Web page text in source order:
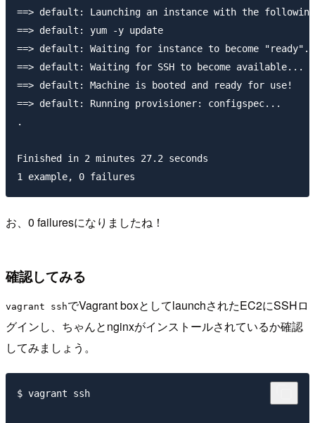
==> default: Launching an instance with the
==> default: yum -y update
==> default: Waiting for instance to become
==> default: Waiting for SSH to become available...
==> default: Machine is booted and ready for use!
==> default: Running provisioner: configspec...
.
Finished in 2 minutes 27.2 seconds
お、0 failuresになりましたね！
確認してみる
vagrant sshでVagrant boxとしてlaunchされたEC2にSSHロ
グインし、ちゃんとnginxがインストールされているか確認
してみましょう。
$ vagrant ssh